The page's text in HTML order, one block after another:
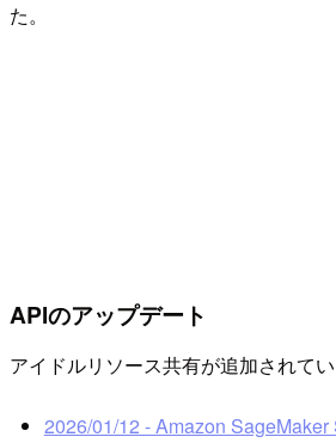
た。
APIのアップデート
アイドルリソース共有が追加されてい
2026/01/12 - Amazon